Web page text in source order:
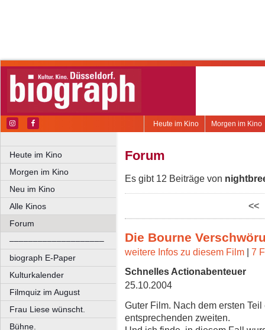
Morgen im Kino
Heute im Kino
Heute im Kino
Morgen im Kino
Neu im Kino
Alle Kinos
Forum
––––––––––––––––––––
biograph E-Paper
Kulturkalender
Filmquiz im August
Frau Liese wünscht.
Bühne.
Forum
Es gibt 12 Beiträge von
<<
Die Bourne
weitere Infos zu diesem Film | 7
Schnelles Actionabenteuer
25.10.2004
Guter Film. Nach dem ersten
entsprechenden zweiten.